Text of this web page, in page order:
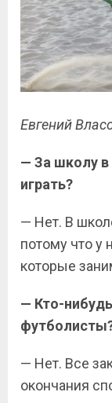
Евгений
— За школу
играть?
— Нет. В
потому что у
которые
— Кто-
— Нет. Все
окончания